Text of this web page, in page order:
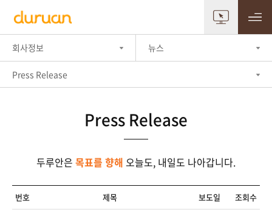
회사정보 뉴스
Press Release
Press Release
두루안은 목표를 향해 오늘도, 내일도 나아갑니다.
번호 제목 보도일 조회수